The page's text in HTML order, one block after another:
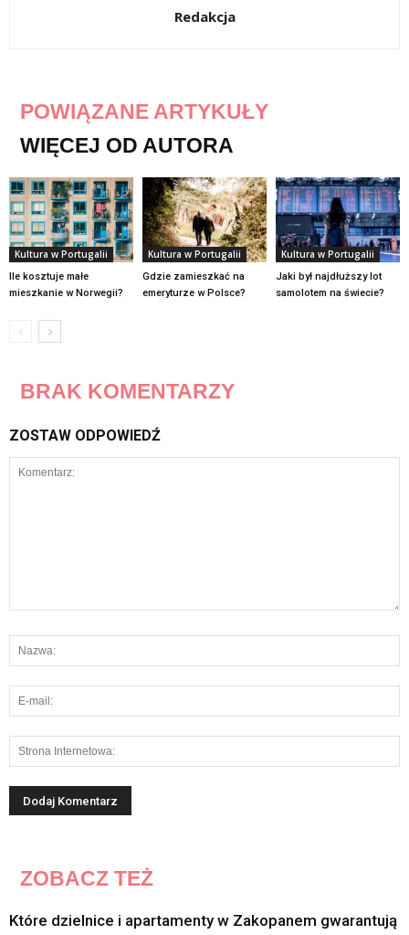
Redakcja
POWIĄZANE ARTYKUŁY
WIĘCEJ OD AUTORA
Kultura w Portugalii
Ile kosztuje małe
mieszkanie w Norwegii?
Kultura w Portugalii
Gdzie zamieszkać na
emeryturze w Polsce?
Kultura w Portugalii
Jaki był najdłuższy lot
samolotem na świecie?
BRAK KOMENTARZY
ZOSTAW ODPOWIEDŹ
ZOBACZ TEŻ
Które dzielnice i apartamenty w Zakopanem gwarantują